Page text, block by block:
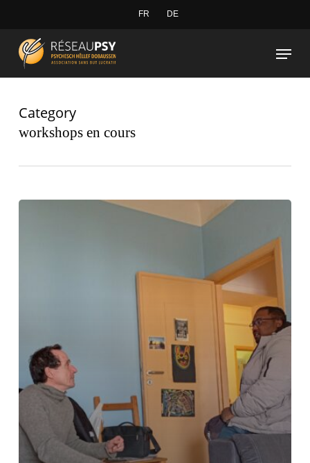
main
content
FR DE
Menu
Category
workshops en cours